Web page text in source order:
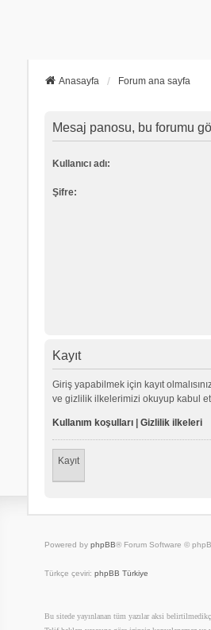
Anasayfa Forum ana sayfa
Mesaj panosu, bu forumu
Kullanıcı adı:
Şifre:
Kayıt
Giriş yapabilmek için kayıt
ve gizlilik ilkelerimizi okuyup kabul
Kullanım koşulları| Gizlilik ilkeleri
Kayıt
Powered by phpBB® Forum Software ©
Türkçe çeviri: phpBB Türkiye
Bu sitede yayınlanan tüm yazılar aksi